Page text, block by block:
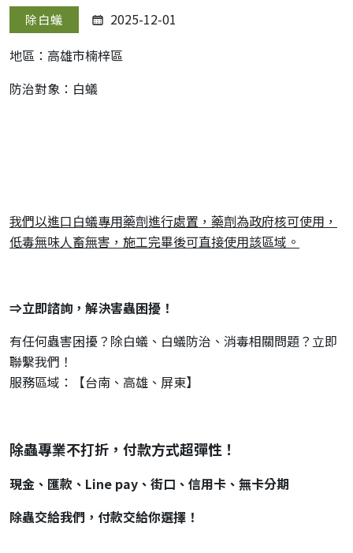
除白蟻
2025-12-01
地區：高雄市楠梓區
防治對象：白蟻
我們以進口白蟻專用藥劑進行處置，藥劑為政府核可使用，
低毒無味人畜無害，施工完畢後可直接使用該區域。
⇒立即諮詢，解決害蟲困擾！
有任何蟲害困擾？除白蟻、白蟻防治、消毒相關問題？立即
聯繫我們！
服務區域：【台南、高雄、屏東】
除蟲專業不打折，付款方式超彈性！
現金、匯款、Line pay、街口、信用卡、無卡分期
除蟲交給我們，付款交給你選擇！